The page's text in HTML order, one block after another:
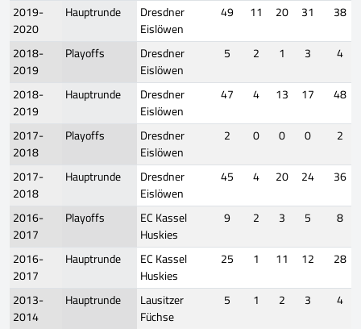
2019-
2020
Hauptrunde
Dresdner
Eislöwen
49 11 20 31
38
2018-
2019
Playoffs
Dresdner
Eislöwen
5 2 1 3
4
2018-
2019
Hauptrunde
Dresdner
Eislöwen
47 4 13 17
48
2017-
2018
Playoffs
Dresdner
Eislöwen
2 0 0 0
2
2017-
2018
Hauptrunde
Dresdner
Eislöwen
45 4 20 24
36
2016-
2017
Playoffs
EC Kassel
Huskies
9 2 3 5
8
2016-
2017
Hauptrunde
EC Kassel
Huskies
25 1 11 12
28
2013-
2014
Hauptrunde
Lausitzer
Füchse
5 1 2 3
4